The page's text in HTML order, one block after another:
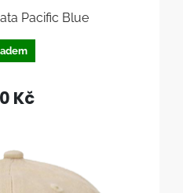
Pacific Blue
Kč